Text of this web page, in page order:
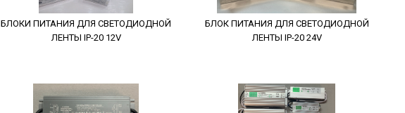
БЛОКИ ПИТАНИЯ ДЛЯ СВЕТОДИОДНОЙ
ЛЕНТЫ IP-20 12V
БЛОК ПИТАНИЯ ДЛЯ СВЕТОДИОДНОЙ
ЛЕНТЫ IP-20 24V